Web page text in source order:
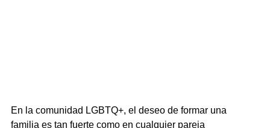
En la comunidad LGBTQ+, el deseo de formar una
familia es tan fuerte como en cualquier pareja